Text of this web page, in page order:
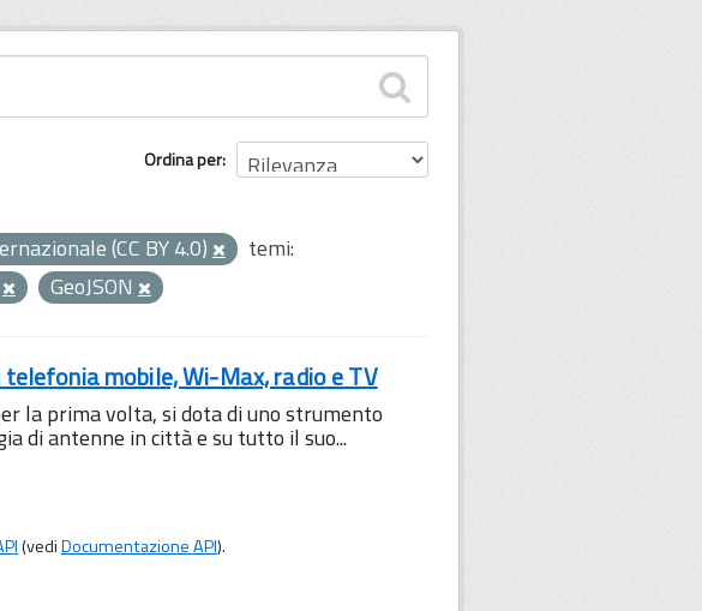
Ordina per
(CC BY 4.0)
temi:
GeoJSON
mobile, Wi-Max, radio e TV
la prima volta, si dota di uno strumento
di antenne in città e su tutto il suo...
(vediDocumentazione API).